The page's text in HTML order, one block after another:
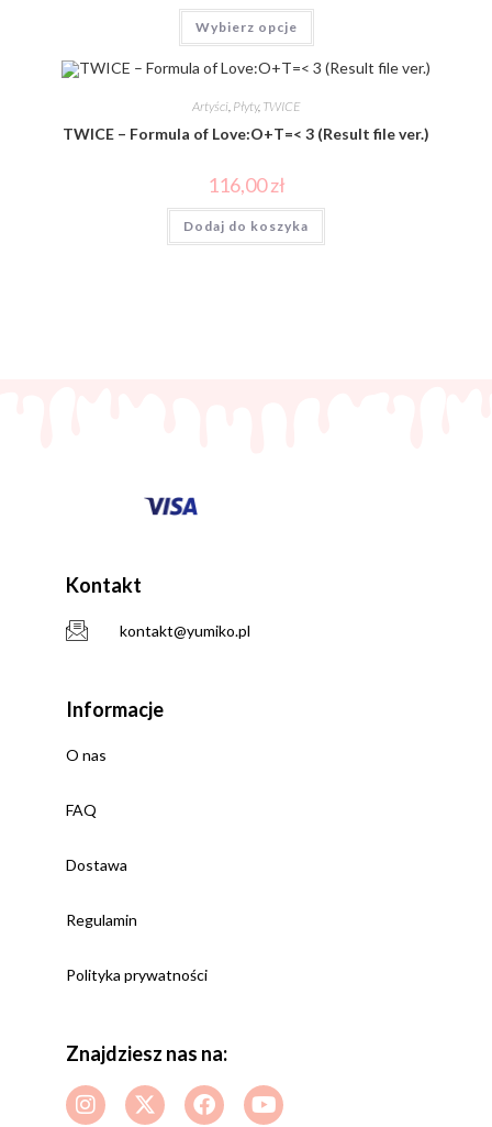
Wybierz opcje
Artyści, Płyty, TWICE
TWICE – Formula of Love:O+T=< 3 (Result file ver.)
116,00zł
Dodaj do koszyka
Kontakt
kontakt@yumiko.pl
Informacje
O nas
FAQ
Dostawa
Regulamin
Polityka prywatności
Znajdziesz nas na: